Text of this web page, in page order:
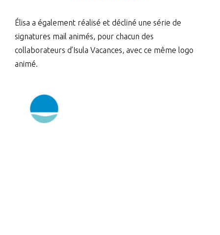
Élisa a également réalisé et décliné une série de
signatures mail animés, pour chacun des
collaborateurs d’Isula Vacances, avec ce même logo
animé.